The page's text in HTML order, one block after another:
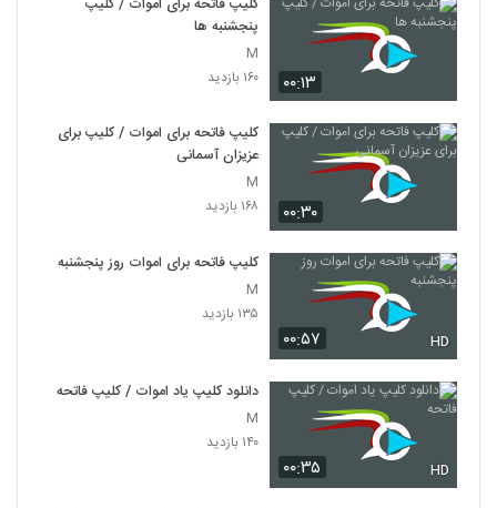
۰۰:۱۳
پنجشنبه ها
M
۱۶۰ بازدید
۰۰:۳۰
کلیپ فاتحه برای اموات / کلیپ برای
عزیزان آسمانی
M
۱۶۸ بازدید
۰۰:۵۷ HD
کلیپ فاتحه برای اموات روز پنجشنبه
M
۱۳۵ بازدید
۰۰:۳۵ HD
دانلود کلیپ یاد اموات / کلیپ فاتحه
M
۱۴۰ بازدید